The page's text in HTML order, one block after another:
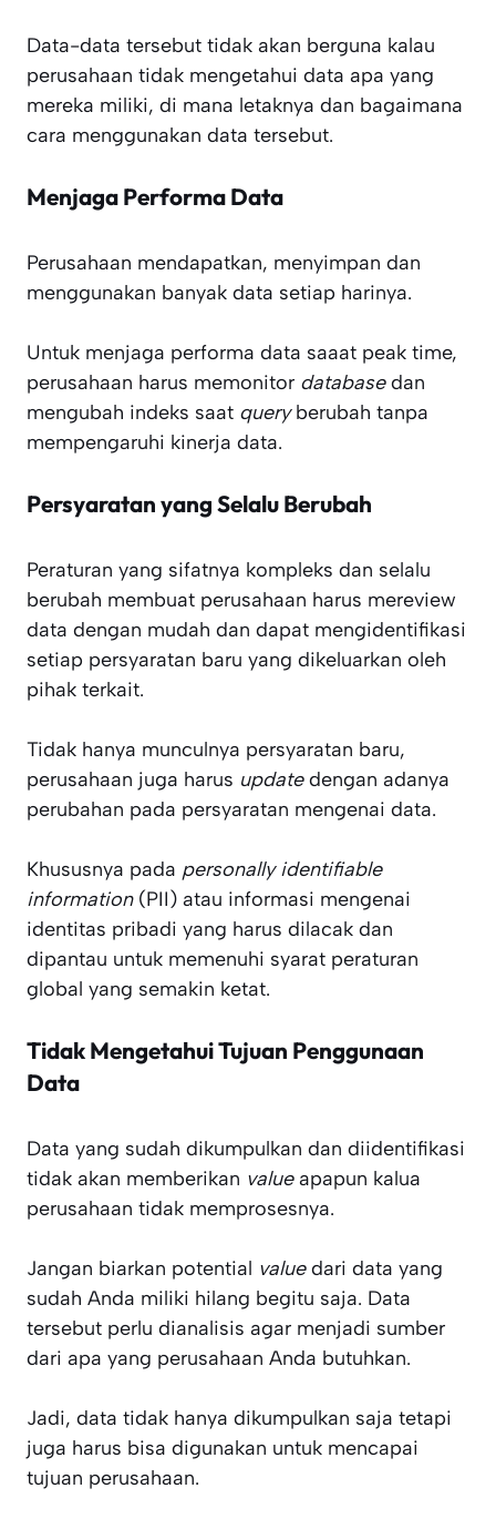
Data-data tersebut tidak akan berguna kalau
perusahaan tidak mengetahui data apa yang
mereka miliki, di mana letaknya dan bagaimana
cara menggunakan data tersebut.
Menjaga Performa Data
Perusahaan mendapatkan, menyimpan dan
menggunakan banyak data setiap harinya.
Untuk menjaga performa data saaat peak time,
perusahaan harus memonitor databasedan
mengubah indeks saat queryberubah tanpa
mempengaruhi kinerja data.
Persyaratan yang Selalu Berubah
Peraturan yang sifatnya kompleks dan selalu
berubah membuat perusahaan harus mereview
data dengan mudah dan dapat mengidentifikasi
setiap persyaratan baru yang dikeluarkan oleh
pihak terkait.
Tidak hanya munculnya persyaratan baru,
perusahaan juga harus updatedengan adanya
perubahan pada persyaratan mengenai data.
Khususnya pada personally identifiable
information(PII) atau informasi mengenai
identitas pribadi yang harus dilacak dan
dipantau untuk memenuhi syarat peraturan
global yang semakin ketat.
Tidak Mengetahui Tujuan Penggunaan
Data
Data yang sudah dikumpulkan dan diidentifikasi
tidak akan memberikan valueapapun kalua
perusahaan tidak memprosesnya.
Jangan biarkan potential valuedari data yang
sudah Anda miliki hilang begitu saja. Data
tersebut perlu dianalisis agar menjadi sumber
dari apa yang perusahaan Anda butuhkan.
Jadi, data tidak hanya dikumpulkan saja tetapi
juga harus bisa digunakan untuk mencapai
tujuan perusahaan.